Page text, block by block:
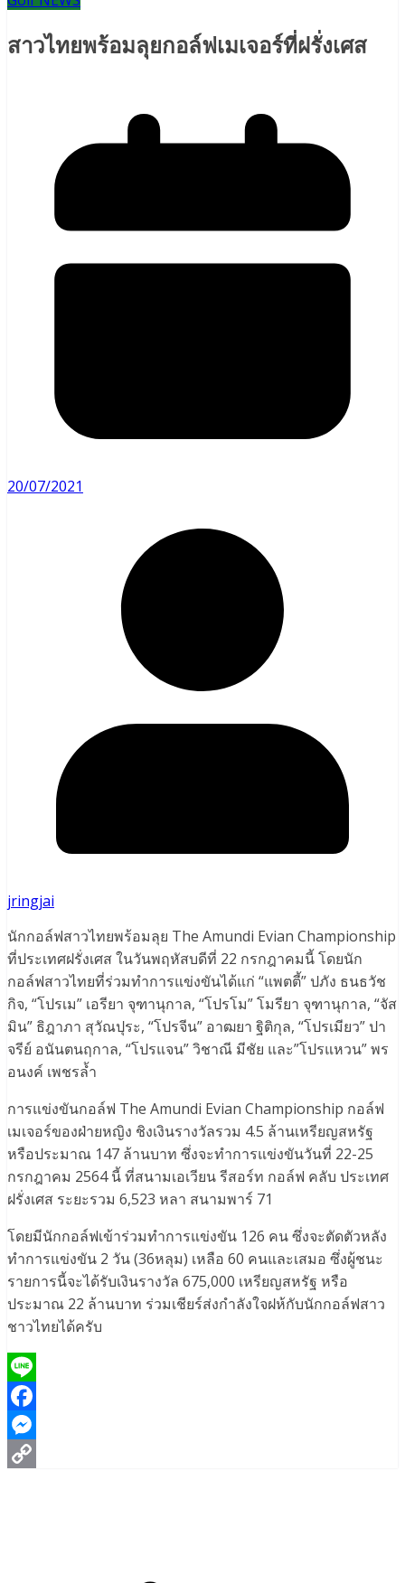
สาวไทยพร้อมลุยกอล์ฟเมเจอร์ที่ฝรั่งเศส
20/07/2021
jringjai
นักกอล์ฟสาวไทยพร้อมลุย The Amundi Evian Championship
ที่ประเทศฝรั่งเศส ในวันพฤหัสบดีที่ 22 กรกฎาคมนี้ โดยนัก
กอล์ฟสาวไทยที่ร่วมทำการแข่งขันได้แก่ “แพตตี้” ปภัง ธนธวัช
กิจ, “โปรเม” เอรียา จุฑานุกาล, “โปรโม” โมรียา จุฑานุกาล, “จัส
มิน” ธิฎาภา สุวัณปุระ, “โปรจีน” อาฒยา ฐิติกุล, “โปรเมียว” ปา
จรีย์ อนันตนฤกาล, “โปรแจน” วิชาณี มีชัย และ”โปรแหวน” พร
อนงค์ เพชรล้ำ
การแข่งขันกอล์ฟ The Amundi Evian Championship กอล์ฟ
เมเจอร์ของฝ่ายหญิง ชิงเงินรางวัลรวม 4.5 ล้านเหรียญสหรัฐ
หรือประมาณ 147 ล้านบาท ซึ่งจะทำการแข่งขันวันที่ 22-25
กรกฎาคม 2564 นี้ ที่สนามเอเวียน รีสอร์ท กอล์ฟ คลับ ประเทศ
ฝรั่งเศส ระยะรวม 6,523 หลา สนามพาร์ 71
โดยมีนักกอล์ฟเข้าร่วมทำการแข่งขัน 126 คน ซึ่งจะตัดตัวหลัง
ทำการแข่งขัน 2 วัน (36หลุม) เหลือ 60 คนและเสมอ ซึ่งผู้ชนะ
รายการนี้จะได้รับเงินรางวัล 675,000 เหรียญสหรัฐ หรือ
ประมาณ 22 ล้านบาท ร่วมเชียร์ส่งกำลังใจฝห้กับนักกอล์ฟสาว
ชาวไทยได้ครับ
Line
Facebook
Messenger